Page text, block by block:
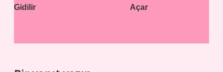
Gidilir
Açar